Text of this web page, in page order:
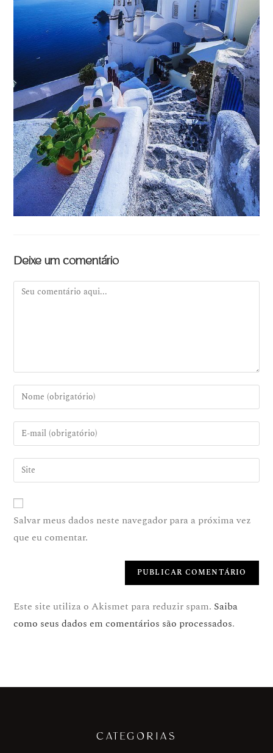
Deixe um comentário
Salvar meus dados neste navegador para a próxima vez
que eu comentar.
Este site utiliza o Akismet para reduzir spam. Saiba
como seus dados em comentários são processados.
CATEGORIAS